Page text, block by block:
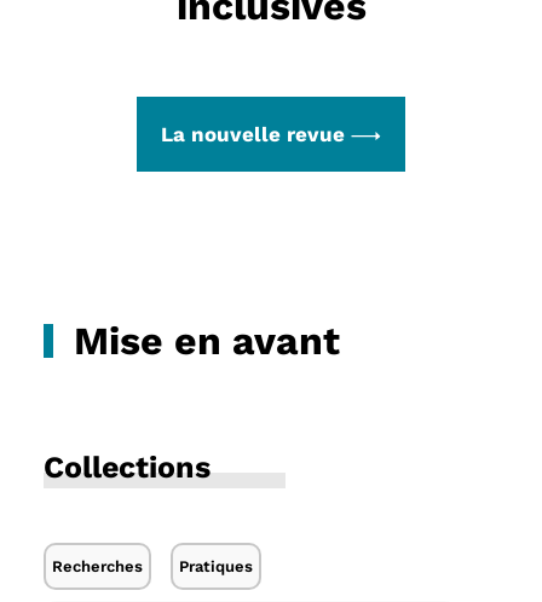
La nouvelle revue
Mise en avant
Collections
Recherches Pratiques